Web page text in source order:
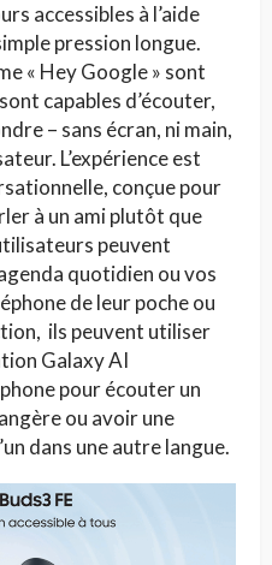
accessibles à l’aide
pression longue.
« Hey Google » sont
capables d’écouter,
– sans écran, ni main,
L’expérience est
conçue pour
à un ami plutôt que
peuvent
quotidien ou vos
de leur poche ou
ils peuvent utiliser
Galaxy AI
pour écouter un
ou avoir une
dans une autre langue.